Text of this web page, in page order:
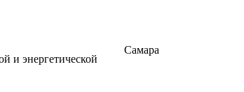
и энергетической
Самара